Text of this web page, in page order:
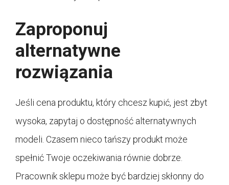
Zaproponuj
alternatywne
rozwiązania
Jeśli cena produktu, który chcesz kupić, jest zbyt
wysoka, zapytaj o dostępność alternatywnych
modeli. Czasem nieco tańszy produkt może
spełnić Twoje oczekiwania równie dobrze.
Pracownik sklepu może być bardziej skłonny do